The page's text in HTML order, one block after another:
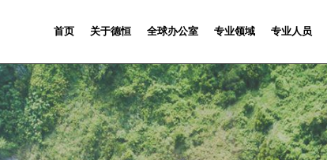
首页 关于德恒 全球办公室 专业领域 专业人员